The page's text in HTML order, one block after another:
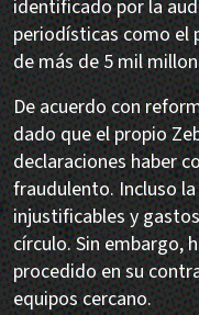
identificado por la
periodísticas como el
de más de 5 mil
De acuerdo con
dado que el propio
declaraciones haber
fraudulento. Incluso
injustificables y
círculo. Sin embargo,
procedido en su
equipos cercano.